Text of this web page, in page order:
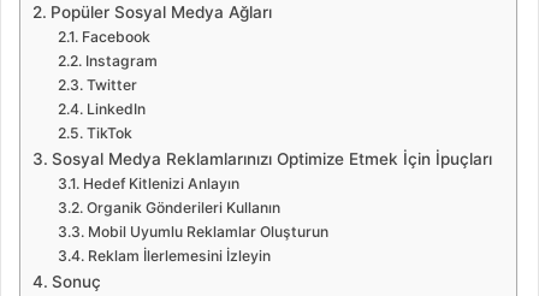
Popüler Sosyal Medya Ağları
Facebook
Instagram
Twitter
LinkedIn
TikTok
Sosyal Medya Reklamlarınızı Optimize Etmek İçin İpuçları
Hedef Kitlenizi Anlayın
Organik Gönderileri Kullanın
Mobil Uyumlu Reklamlar Oluşturun
Reklam İlerlemesini İzleyin
Sonuç